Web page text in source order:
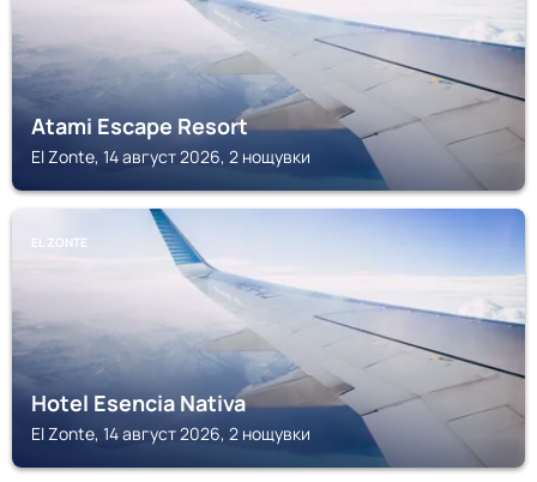
Atami Escape Resort
El Zonte, 14 август 2026, 2 нощувки
EL ZONTE
Hotel Esencia Nativa
El Zonte, 14 август 2026, 2 нощувки